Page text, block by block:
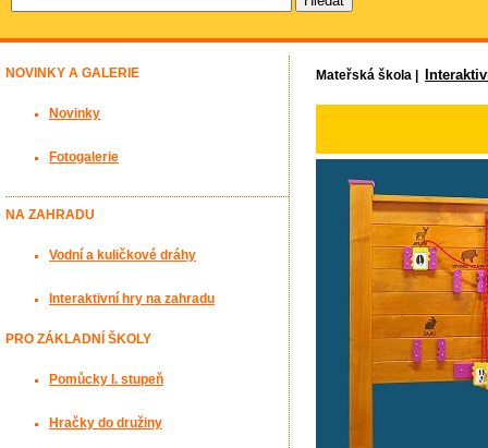
Mateřská škola |
NOVINKY A GALERIE
Novinky
Fotogalerie
NA ZAHRADU
Vodní a kuličkové dráhy
Interaktivní hry na zahradu
PRO ZÁKLADNÍ ŠKOLY
Pomůcky I. stupeň
Hračky do družiny